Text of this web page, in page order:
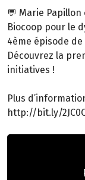
💬 Marie
Biocoop pour le
4ème épisode
Découvrez la
initiatives !
Plus
http://bit.ly/